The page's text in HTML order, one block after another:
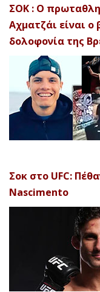
ΣΟΚ : Ο
Αχματζάι είναι
δολοφονία της
Σοκ στο UFC:
Nascimento